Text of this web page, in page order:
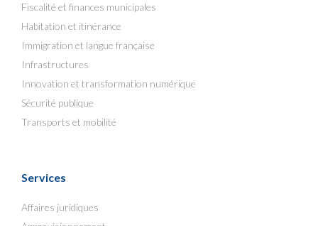
Fiscalité et finances municipales
Habitation et itinérance
Immigration et langue française
Infrastructures
Innovation et transformation numérique
Sécurité publique
Transports et mobilité
Services
Affaires juridiques